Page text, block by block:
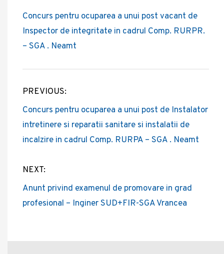
Concurs pentru ocuparea a unui post vacant de
Inspector de integritate in cadrul Comp. RURPR.
– SGA . Neamt
Post
navigation
PREVIOUS:
Concurs pentru ocuparea a unui post de Instalator
intretinere si reparatii sanitare si instalatii de
incalzire in cadrul Comp. RURPA – SGA . Neamt
NEXT:
Anunt privind examenul de promovare in grad
profesional – Inginer SUD+FIR-SGA Vrancea